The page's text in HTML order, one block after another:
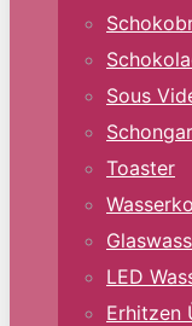
Sous
Toaster
LED
Erhitzen